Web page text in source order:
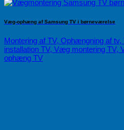
Væg-ophæng af Samsung TV i børneværelse
Montering af TV, Ophængning af
installation TV, Væg montering
ophæng TV